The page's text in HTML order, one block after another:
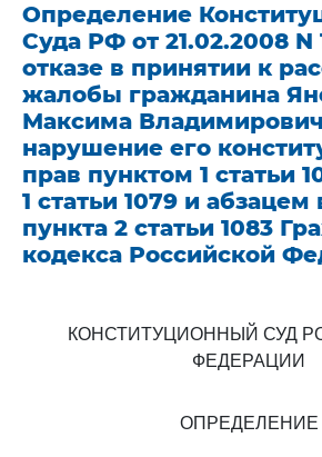
Определение
Суда РФ от 21.02.2008
отказе в принятии к
жалобы гражданина
Максима
нарушение его
прав пунктом 1 статьи
1 статьи 1079 и
пункта 2 статьи 1083
кодекса Российской
КОНСТИТУЦИОННЫЙ СУД
ФЕДЕРАЦИИ
ОПРЕДЕЛЕНИЕ